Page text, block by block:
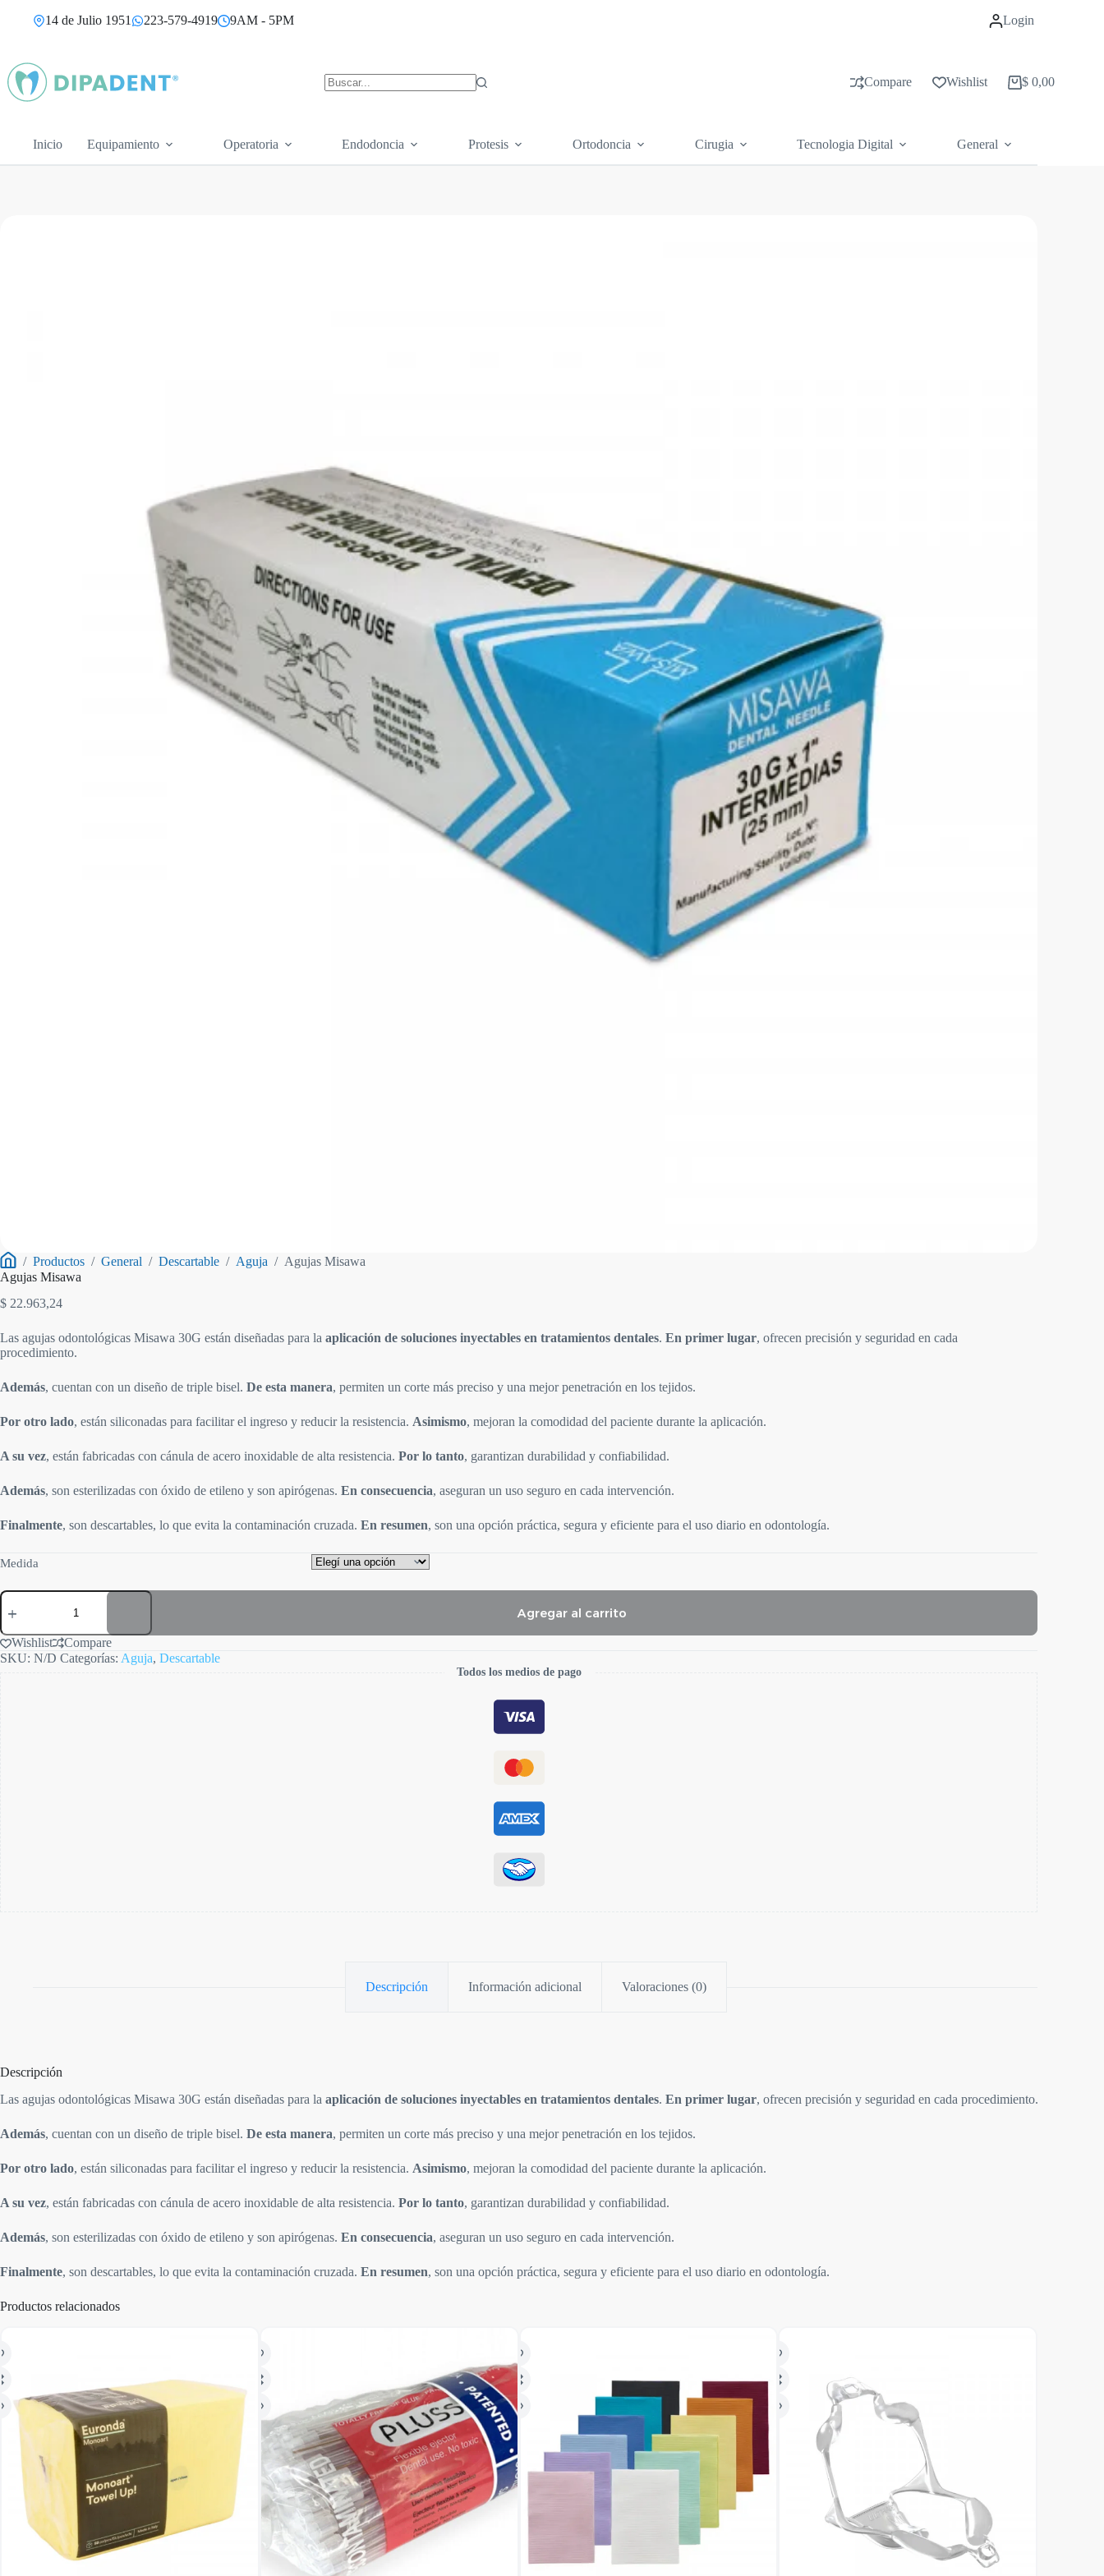
14 de Julio 1951 223-579-4919 9AM - 5PM Login
Compare Wishlist
Carrito
$ 0,00
Inicio Equipamiento Operatoria Endodoncia Protesis Ortodoncia Cirugia Tecnologia Digital General
Inicio
/ Productos / General / Descartable / Aguja / Agujas Misawa
Agujas Misawa
$ 22.963,24
Las agujas odontológicas Misawa 30G están diseñadas para la aplicación de soluciones inyectables en tratamientos dentales. En primer lugar, ofrecen precisión y seguridad en cada
procedimiento.
Además, cuentan con un diseño de triple bisel. De esta manera, permiten un corte más preciso y una mejor penetración en los tejidos.
Por otro lado, están siliconadas para facilitar el ingreso y reducir la resistencia. Asimismo, mejoran la comodidad del paciente durante la aplicación.
A su vez, están fabricadas con cánula de acero inoxidable de alta resistencia. Por lo tanto, garantizan durabilidad y confiabilidad.
Además, son esterilizadas con óxido de etileno y son apirógenas. En consecuencia, aseguran un uso seguro en cada intervención.
Finalmente, son descartables, lo que evita la contaminación cruzada. En resumen, son una opción práctica, segura y eficiente para el uso diario en odontología.
Medida
Agujas
Misawa
Agregar al carrito
Wishlist
Compare
SKU: N/D Categorías: Aguja, Descartable
Todos los medios de pago
Descripción Información adicional Valoraciones (0)
Descripción
Las agujas odontológicas Misawa 30G están diseñadas para la aplicación de soluciones inyectables en tratamientos dentales. En primer lugar, ofrecen precisión y seguridad en cada procedimiento.
Además, cuentan con un diseño de triple bisel. De esta manera, permiten un corte más preciso y una mejor penetración en los tejidos.
Por otro lado, están siliconadas para facilitar el ingreso y reducir la resistencia. Asimismo, mejoran la comodidad del paciente durante la aplicación.
A su vez, están fabricadas con cánula de acero inoxidable de alta resistencia. Por lo tanto, garantizan durabilidad y confiabilidad.
Además, son esterilizadas con óxido de etileno y son apirógenas. En consecuencia, aseguran un uso seguro en cada intervención.
Finalmente, son descartables, lo que evita la contaminación cruzada. En resumen, son una opción práctica, segura y eficiente para el uso diario en odontología.
Productos relacionados